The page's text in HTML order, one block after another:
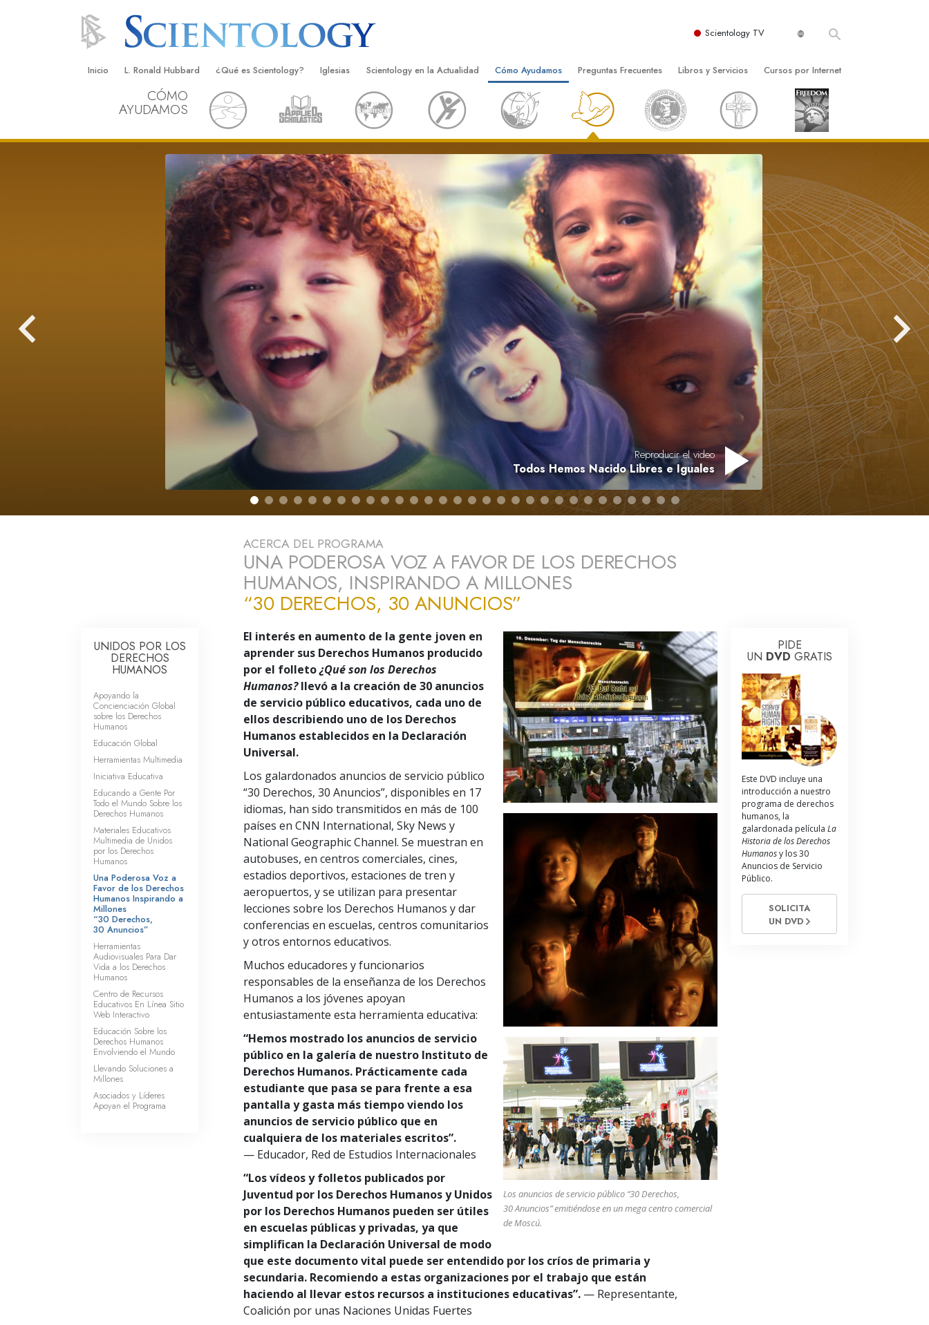
Scientology TV
Inicio L. Ronald Hubbard ¿Qué es Scientology?
Creencias y Prácticas
Credos y Códigos de Scientology
Qué dicen los Scientologists acerca de
Scientology
Conoce a un Scientologist
Dentro de una Iglesia
Los Principios Básicos de Scientology
Una Introducción a Dianética
Amor y Odio: ¿Qué es Grandeza?
Iglesias
Encontrar una Iglesia
Iglesias Ideales de Scientology
Organizaciones Avanzadas
Base en Tierra de Flag
Freewinds
Llevando Scientology al Mundo
Scientology en la Actualidad
Gran Inauguraciones
Eventos de Scientology
David Miscavige: Líder Eclesiástico de
Scientology
Cómo Ayudamos
El Camino a la Felicidad
Applied Scholastics
Criminon
Narconon
La Verdad Sobre las Drogas
Unidos por los Derechos Humanos
Comisión de Ciudadanos por los
Derechos Humanos
Ministros Voluntarios de Scientology
Preguntas Frecuentes
Antecedentes y principios básicos
Dentro de una Iglesia
La Organización de Scientology
Libros y Servicios
Libros Iniciales
Audiolibros
Conferencias Introductorias
Películas Introductorias
Servicios Iniciales
Cursos por Internet
Cómo Resolver los Conflictos
Las Dinámicas de la Existencia
Los Componentes de la Comprensión
Soluciones para un Entorno Peligroso
Ayudas para Enfermedades y Lesiones
La Integridad y la Honestidad
El Matrimonio
La Escala Tonal Emocional
Respuestas a las Drogas
Los Niños
Herramientas para el Entorno Laboral
La Causa de la Supresión
Investigaciones
Los Fundamentos de la Organización
CÓMO
AYUDAMOS
Reproducir el video
Todos Hemos Nacido Libres e Iguales
ACERCA DEL PROGRAMA
UNA PODEROSA VOZ A FAVOR DE LOS DERECHOS
HUMANOS, INSPIRANDO A MILLONES
“30 DERECHOS, 30 ANUNCIOS”
Los anuncios de servicio público “30 Derechos,
30 Anuncios” emitiéndose en un mega centro comercial
de Moscú.
El interés en aumento de la gente joven en
aprender sus Derechos Humanos producido
por el folleto¿Qué son los Derechos
Humanos?llevó a la creación de 30 anuncios
de servicio público educativos, cada uno de
ellos describiendo uno de los Derechos
Humanos establecidos en la Declaración
Universal.
Los galardonados anuncios de servicio público
“30 Derechos, 30 Anuncios”, disponibles en 17
idiomas, han sido transmitidos en más de 100
países en CNN International, Sky News y
National Geographic Channel. Se muestran en
autobuses, en centros comerciales, cines,
estadios deportivos, estaciones de tren y
aeropuertos, y se utilizan para presentar
lecciones sobre los Derechos Humanos y dar
conferencias en escuelas, centros comunitarios
y otros entornos educativos.
Muchos educadores y funcionarios
responsables de la enseñanza de los Derechos
Humanos a los jóvenes apoyan
entusiastamente esta herramienta educativa:
“Hemos mostrado los anuncios de servicio
público en la galería de nuestro Instituto de
Derechos Humanos. Prácticamente cada
estudiante que pasa se para frente a esa
pantalla y gasta más tiempo viendo los
anuncios de servicio público que en
cualquiera de los materiales escritos”.
— Educador, Red de Estudios Internacionales
“Los vídeos y folletos publicados por
Juventud por los Derechos Humanos y Unidos
por los Derechos Humanos pueden ser útiles
en escuelas públicas y privadas, ya que
simplifican la Declaración Universal de modo
que este documento vital puede ser entendido por los críos de primaria y
secundaria. Recomiendo a estas organizaciones por el trabajo que están
haciendo al llevar estos recursos a instituciones educativas”. — Representante,
Coalición por unas Naciones Unidas Fuertes
UNIDOS POR LOS
DERECHOS
HUMANOS
Apoyando la
Concienciación Global
sobre los Derechos
Humanos
Educación Global
Herramientas Multimedia
Iniciativa Educativa
Educando a Gente Por
Todo el Mundo Sobre los
Derechos Humanos
Materiales Educativos
Multimedia de Unidos
por los Derechos
Humanos
Una Poderosa Voz a
Favor de los Derechos
Humanos Inspirando a
Millones
“30 Derechos,
30 Anuncios”
Herramientas
Audiovisuales Para Dar
Vida a los Derechos
Humanos
Centro de Recursos
Educativos En Línea Sitio
Web Interactivo
Educación Sobre los
Derechos Humanos
Envolviendo el Mundo
Llevando Soluciones a
Millones
Asociados y Líderes
Apoyan el Programa
PIDE
UN DVD GRATIS
Este DVD incluye una
introducción a nuestro
programa de derechos
humanos, la
galardonada película La
Historia de los Derechos
Humanosy los 30
Anuncios de Servicio
Público.
SOLICITA
UN DVD